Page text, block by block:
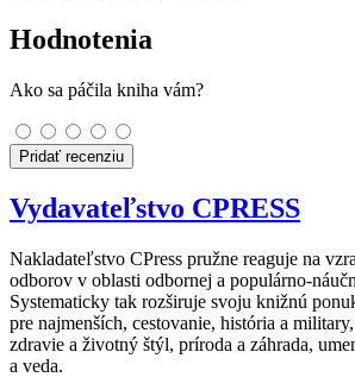
Hodnotenia
Ako sa páčila kniha vám?
Pridať recenziu
Vydavateľstvo CPRESS
Nakladateľstvo CPress pružne reaguje na
odborov v oblasti odbornej a populárno-
Systematicky tak rozširuje svoju knižnú
pre najmenších, cestovanie, história a
zdravie a životný štýl, príroda a záhrada,
a veda.